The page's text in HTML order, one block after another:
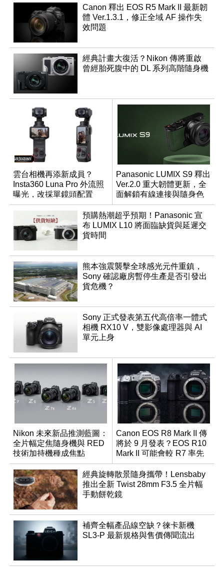
Canon 釋出 EOS R5 Mark II 最新韌
體 Ver.1.3.1，修正全域 AF 操作失
效問題
經典計畫大復活？Nikon 傳將重啟
曾經胎死腹中的 DL 系列高階隨身機
雲台相機再添新成員？
Insta360 Luna Pro 外流照
曝光，改採單鏡頭配置
Panasonic LUMIX S9 釋出
Ver.2.0 重大韌體更新，全
面解鎖有線連接與隨身色
調編輯
預購熱潮超乎預期！Panasonic 宣
布 LUMIX L10 將面臨缺貨與延遲交
貨時間
熊本強震襲擊全球感光元件重鎮，
Sony 確認廠房暫停生產是否引發出
貨危機？
Sony 正式發表第五代高倍率一體式
相機 RX10 V，雙影像處理器與 AI
單元上身
Nikon 未來新品推測藍圖：
全片幅定焦隨身機與 RED
技術加持機種成焦點
Canon EOS R8 Mark II 傳
將於 9 月發表？EOS R10
Mark II 可能會較 R7 率先
推出
經典旋轉散景隨身攜帶！Lensbaby
推出全新 Twist 28mm F3.5 全片幅
手動餅乾鏡
補齊全幅產品線空缺？徠卡新機
SL3-P 最新規格與售價傳聞流出